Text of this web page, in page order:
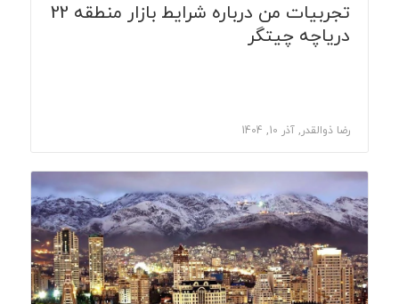
تجربیات من درباره شرایط بازار منطقه 22
دریاچه چیتگر
رضا ذوالقدر, آذر 10, 1404